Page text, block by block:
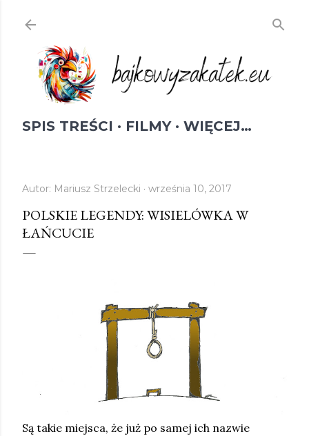
SPIS TREŚCI FILMY WIĘCEJ…
Autor: Mariusz Strzelecki września 10, 2017
POLSKIE LEGENDY: WISIELÓWKA W
ŁAŃCUCIE
Są takie miejsca, że już po samej ich nazwie